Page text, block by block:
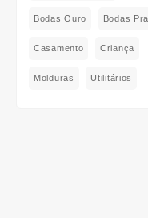
Bodas Ouro Bodas
Casamento Criança
Molduras Utilitários